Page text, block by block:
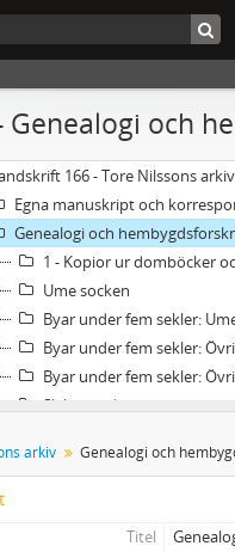
Genealogi och
166 - Tore Nilssons arkiv
Egna manuskript och
Genealogi och
1 - Kopior ur domböcker
Ume socken
Byar under fem sekler:
Byar under fem sekler:
Byar under fem sekler:
Släktutredningar och
Övrigt
arkiv Genealogi och
Titel